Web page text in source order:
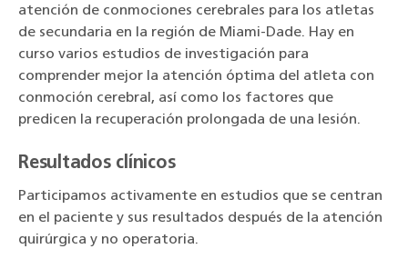
atención de conmociones cerebrales para los atletas
de secundaria en la región de Miami-Dade. Hay en
curso varios estudios de investigación para
comprender mejor la atención óptima del atleta con
conmoción cerebral, así como los factores que
predicen la recuperación prolongada de una lesión.
Resultados clínicos
Participamos activamente en estudios que se centran
en el paciente y sus resultados después de la atención
quirúrgica y no operatoria.